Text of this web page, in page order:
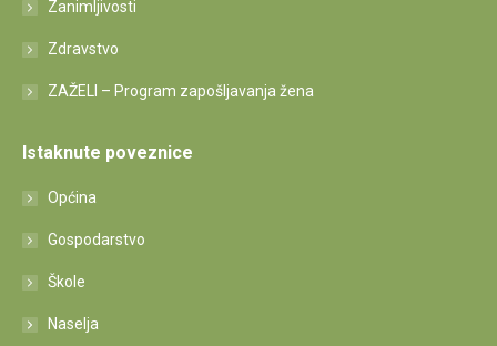
Zanimljivosti
Zdravstvo
ZAŽELI – Program zapošljavanja žena
Istaknute poveznice
Općina
Gospodarstvo
Škole
Naselja